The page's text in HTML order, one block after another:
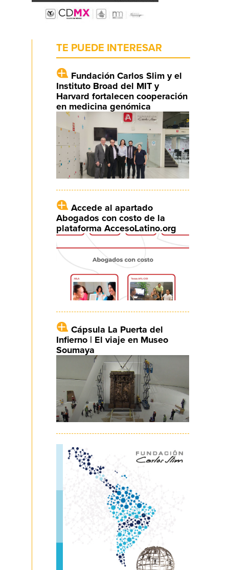
TE PUEDE INTERESAR
Fundación Carlos Slim y el
Instituto Broad del MIT y
Harvard fortalecen cooperación
en medicina genómica
Accede al apartado
Abogados con costo de la
plataforma AccesoLatino.org
Cápsula La Puerta del
Infierno | El viaje en Museo
Soumaya